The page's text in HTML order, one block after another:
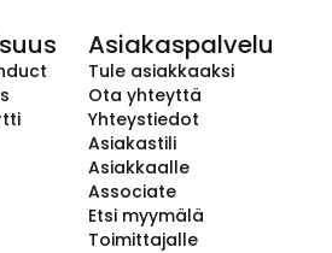
Asiakaspalvelu
Tule asiakkaaksi
Ota yhteyttä
Yhteystiedot
Asiakastili
Asiakkaalle
Associate
Etsi myymälä
Toimittajalle